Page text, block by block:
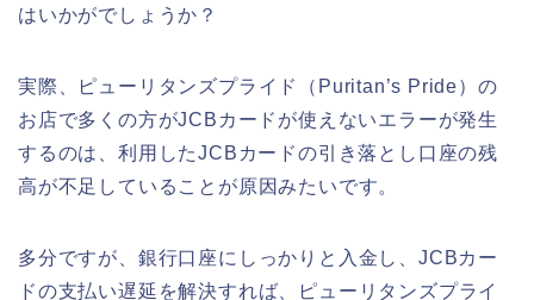
はいかがでしょうか？
実際、ピューリタンズプライド（Puritan’s Pride）の
お店で多くの方がJCBカードが使えないエラーが発生
するのは、利用したJCBカードの引き落とし口座の残
高が不足していることが原因みたいです。
多分ですが、銀行口座にしっかりと入金し、JCBカー
ドの支払い遅延を解決すれば、ピューリタンズプライ